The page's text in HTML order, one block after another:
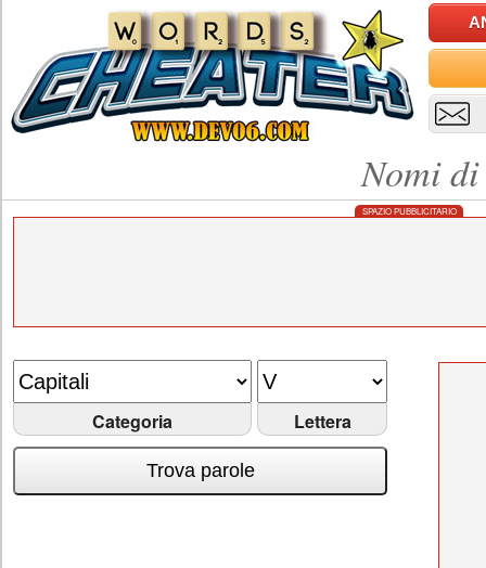
Nomi
SPAZIO PUBBLICITARIO
Categoria Lettera
Trova parole